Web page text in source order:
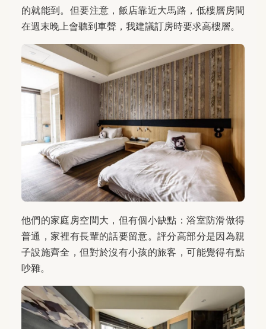
的就能到。但要注意，飯店靠近大馬路，低樓層房間
在週末晚上會聽到車聲，我建議訂房時要求高樓層。
他們的家庭房空間大，但有個小缺點：浴室防滑做得
普通，家裡有長輩的話要留意。評分高部分是因為親
子設施齊全，但對於沒有小孩的旅客，可能覺得有點
吵雜。